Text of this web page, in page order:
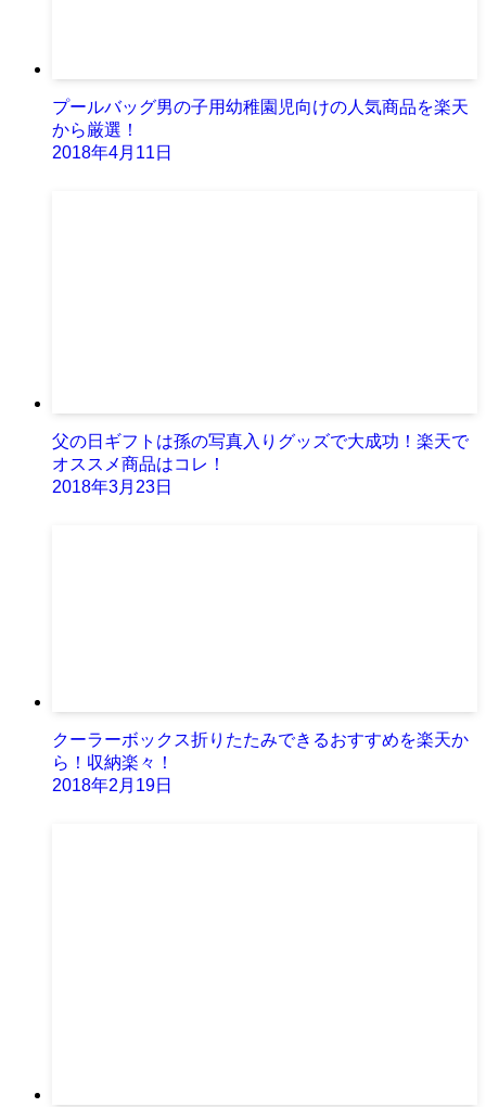
プールバッグ男の子用幼稚園児向けの人気商品を楽天
から厳選！
2018年4月11日
父の日ギフトは孫の写真入りグッズで大成功！楽天で
オススメ商品はコレ！
2018年3月23日
クーラーボックス折りたたみできるおすすめを楽天か
ら！収納楽々！
2018年2月19日